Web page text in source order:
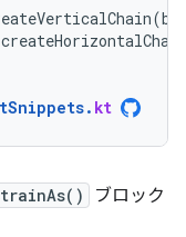
(
createHorizontalChain
. kt
ブロック